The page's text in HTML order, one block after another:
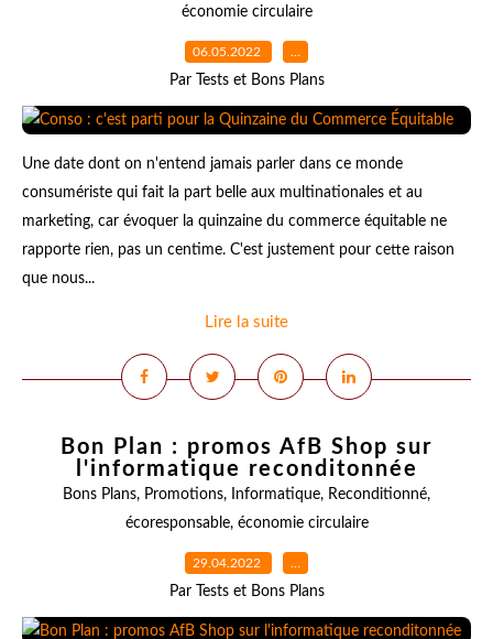
économie circulaire
06.05.2022 …
Par Tests et Bons Plans
Une date dont on n'entend jamais parler dans ce monde
consumériste qui fait la part belle aux multinationales et au
marketing, car évoquer la quinzaine du commerce équitable ne
rapporte rien, pas un centime. C'est justement pour cette raison
que nous...
Lire la suite
Bon Plan : promos AfB Shop sur
l'informatique reconditonnée
Bons Plans, Promotions, Informatique, Reconditionné,
écoresponsable, économie circulaire
29.04.2022 …
Par Tests et Bons Plans